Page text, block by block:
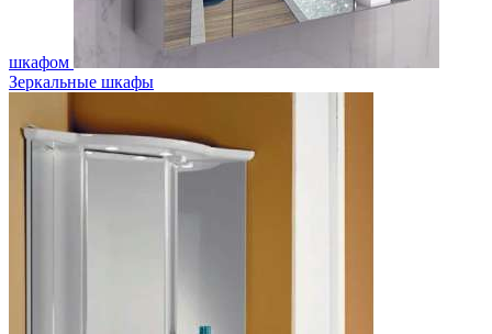
шкафом
Зеркальные шкафы